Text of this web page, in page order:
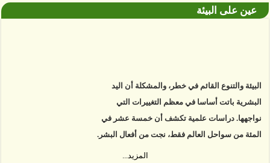
عين على البيئة
البيئة والتنوع القائم في خطر، والمشكلة أن اليد
البشرية باتت أساسا في معظم التغييرات التي
نواجهها. دراسات علمية تكشف أن خمسة عشر في
المئة من سواحل العالم فقط، نجت من أفعال البشر.
المزيد...